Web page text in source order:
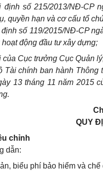
định số 215/2013/NĐ-CP
quyền hạn và cơ cấu tổ
số 119/2015/NĐ-CP
động đầu tư xây dựng;
của Cục trưởng Cục Quản
Tài chính ban hành
13 tháng 11 năm 2015
QUY
chỉnh
dẫn:
biểu phí bảo hiểm và